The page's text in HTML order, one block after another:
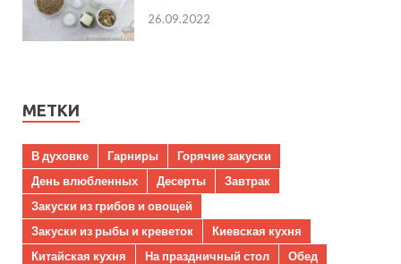
26.09.2022
МЕТКИ
В духовке Гарниры
Горячие закуски
День влюбленных
Десерты
Завтрак
Закуски из грибов и овощей
Закуски из рыбы и креветок
Киевская кухня
Китайская кухня
На праздничный стол
Обед